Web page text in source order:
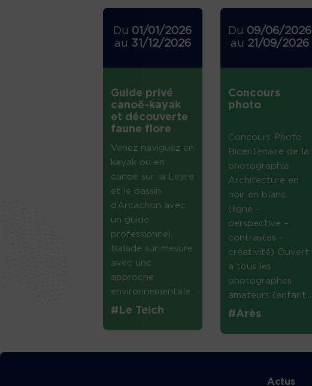
Du 01/01/2026
au 31/12/2026
Guide privé
canoë-kayak
et découverte
faune flore
Venez naviguez en
kayak ou en
canoë sur la Leyre
et le bassin
d’Arcachon avec
un guide
professionnel.
Balade sur mesure
avec une
approche
environnementale....
#Le Teich
Du 09/06/2026
au 21/09/2026
Concours
photo
Concours Photo
Bicentenaire de la
photographie
Architecture en
noir en blanc
(ligne –
perspective –
contrastes –
créativité) Ouvert
à tous les
photographes
amateurs (enfant...
#Arès
Actus